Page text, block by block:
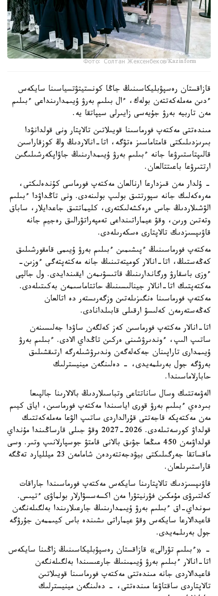
Фото: Солтан Жексенбеков/Kazinform
قازاقستان رەسپۋبليكاسىنىڭ جاڭا كونستيتۋتسياسىنا سايكەس
ءدىن مەملەكەتتەن بولەك، ءال بىلىم بەرۋ ۇيىمدارىنداعى ءبىلىم
مەن تاربيە بەرۋ جۇيەسى زايىرلى سيپاتقا يە.
مىندەتتى مەكتەپ فورماسىنا قويىلاتىن تالاپتار ونى قولدانۋدا
بىرىزدىلىكتى قامتاماسىز ەتۋگە، اتا-انالاردىڭ وڭ كوزقاراسىن
قالىپتاستىرۋعا جانە ءبىلىم بەرۋ ۇيىمدارىنىڭ جاۋاپكەرشىلىگىن
ارتتىرۋعا باعىتتالعان.
- ۇلدار مەن قىزدارعا ارنالعان مەكتەپ فورماسى كۇندەلىكتى،
مەرەكەلىك جانە سپورتتىق بولىپ بولىنەدى. ونى تاڭداۋدا ءبىلىم
الۋشىلاردىڭ جاس ەرەكشەلىكتەرى، كليماتتىق جاعدايلار، ساباق
وتەتىن ورىن، وقۋ عيماراتىنداعى تەمپەراتۋرالىق رەجيم جانە
قاۋىپسىزدىك تالاپتارى ەسكەرىلەدى.
مەكتەپ فورماسىنىڭ ءپىشىمىن ءبىلىم بەرۋ ۇيىمى قامقورشىلىق
كەڭەستىڭ، اتا-انالار كوميتەتىنىڭ جانە مەكتەپتەگى ءوزىن-
ءوزى باسقارۋ ورگاندارىنىڭ قاتىسۋىمەن ايقىندايدى. ول جالپى
مەكتەپتىك اتا-انالار جينالىسىنىڭ حاتتاماسىمەن بەكىتىلەدى.
مەكتەپ فورماسىنا ەنگىزىلەتىن وزگەرىستەر دە اتالعان
كەڭەستەرمەن كەلىسۋ ارقىلى قابىلدانادى.
اتا-انالار مەكتەپ فورماسىن كەز كەلگەن ساۋدا جەلىسىنەن
ساتىپ الىپ، ءوندىرۋشىنى ەركىن تاڭداي الادى. ءبىلىم بەرۋ
ۇيىمدارى تاراپىنان جەكەلەگەن وندىرۋشىلەرگە ارتىقشىلىق
بەرۋگە جول بەرىلمەيدى، - دەلىنگەن مينيسترلىك
حابارلاماسىندا.
الەۋمەتتىك وسال ساناتتاعى وتباسىلاردىڭ بالالارىنا جالپىعا
بىردەي ءبىلىم بەرۋ قورى اياسىندا مەكتەپ فورماسىن، اياق كيىم
مەن مەكتەپكە قاجەتتى قۇرالداردى ساتىپ الۋعا مەملەكەتتىك
قولداۋ كورسەتىلەدى. 2026-2027 وقۋ جىلى قارساڭىندا مۇنداي
قولداۋمەن 450 مىڭعا جۋىق بالانى قامتۋ جوسپارلانىپ وتىر. وسى
ماقساتقا جەرگىلىكتى بيۋدجەتتەردەن شامامەن 23 ميلليارد تەڭگە
قاراستىرىلعان.
قاۋىپسىزدىك تالاپتارىنا سايكەس مەكتەپ فورماسىندا جاراقات
كەلتىرۋى مۇمكىن فۋرنيتۋرا مەن اكسەسسۋارلار بولماۋى ءتيىس.
سونداي-اق ءبىلىم بەرۋ ۇيىمدارىنىڭ جارعىلارىندا بەلگىلەنگەن
قاعيدالارعا سايكەس وقۋ عيماراتى ىشىندە باس كيىممەن جۇرۋگە
جول بەرىلمەيدى.
- «ءبىلىم تۋرالى» قازاقستان رەسپۋبليكاسىنىڭ زاڭىنا سايكەس
اتا-انالار ءبىلىم بەرۋ ۇيىمىنىڭ جارعىسىندا بەلگىلەنگەن
قاعيدالاردى جانە مىندەتتى مەكتەپ فورماسىنا قويىلاتىن
تالاپتاردى ساقتاۋعا مىندەتتى، - دەلىنگەن مينيسترلىك